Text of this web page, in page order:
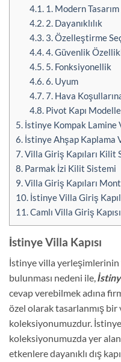
4.1.1. Modern Tasarım
4.2.2. Dayanıklılık
4.3.3. Özelleştirme
4.4.4. Güvenlik
4.5.5. Fonksiyonellik
4.6.6. Uyum
4.7.7. Hava
4.8.Pivot Kapı
5. İstinye Kompak Lamine
6. İstinye Ahşap Kaplama
7.Villa Giriş Kapıları Kilit
8. Parmak İzi Kilit Sistemi
9.Villa Giriş Kapıları
10. İstinye Villa Giriş
11.Camlı Villa Giriş Kapısı
İstinye Villa Kapısı
İstinye villa
bulunması nedeni ile,
cevap verebilmek adına
özel olarak tasarlanmış bir
koleksiyonumuzdur. İstinye
koleksiyonumuzda yer alan,
etkenlere dayanıklı dış